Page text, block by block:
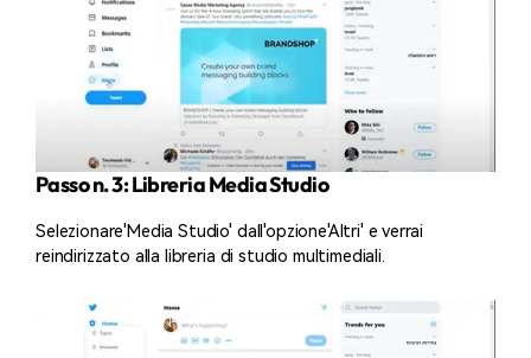
Passo n. 3: Libreria Media Studio
Selezionare'Media Studio' dall'opzione'Altri' e verrai
reindirizzato alla libreria di studio multimediali.